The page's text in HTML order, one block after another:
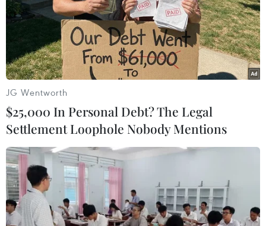
những người sử dụng thông tin trong Báo cáo có
thể dự báo, đánh giá về tình hình và hiệu quả
các hoạt động diễn ra trong nền kinh tế đất
nước./.
JG Wentworth
$25,000 In Personal Debt? The Legal
Settlement Loophole Nobody Mentions